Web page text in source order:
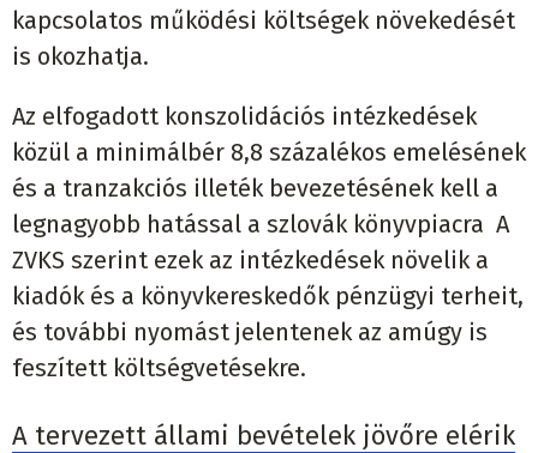
kapcsolatos működési költségek növekedését
is okozhatja.
Az elfogadott konszolidációs intézkedések
közül a minimálbér 8,8 százalékos emelésének
és a tranzakciós illeték bevezetésének kell a
legnagyobb hatással a szlovák könyvpiacra A
ZVKS szerint ezek az intézkedések növelik a
kiadók és a könyvkereskedők pénzügyi terheit,
és további nyomást jelentenek az amúgy is
feszített költségvetésekre.
A tervezett állami bevételek jövőre elérik